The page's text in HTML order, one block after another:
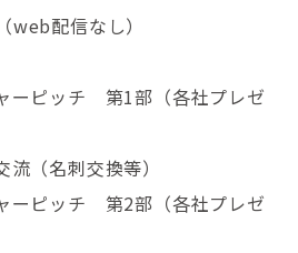
web配信なし）
ーピッチ 第1部（各社プレゼ
（名刺交換等）
ーピッチ 第2部（各社プレゼ